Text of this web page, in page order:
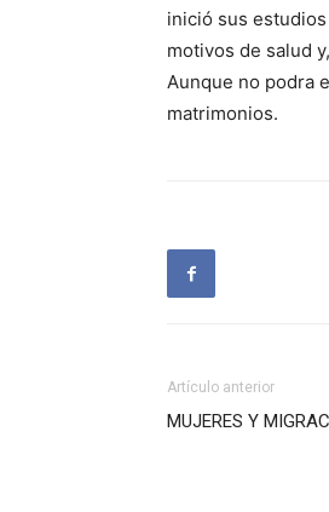
inició sus
motivos de salud
Aunque no podra
matrimonios.
Artículo anterior
MUJERES Y